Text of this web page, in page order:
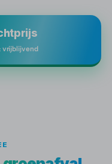
vrijblijvend